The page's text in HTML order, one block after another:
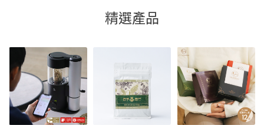
精選產品